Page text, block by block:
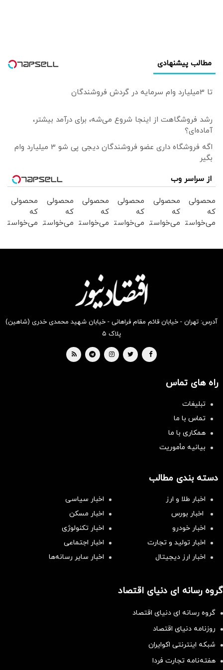
شدت محدود است
مطالب پیشنهادی
تا 3میلیارد وام سرمایه در گردش فروشندگان
رشد فروشگاهت از اینجا شروع می‌شه، برای درآمد بیشتر،
آماده‌ای؟
اگه فروشگاه داری عضو فروشندگان دیجی پی شو 3 میلیارد وام
بگیر
از سراسر وب
محصولی
که
می‌خواستی
محصولی
که
می‌خواستی
محصولی
که
می‌خواستی
بخر!
محصولی
که
می‌خواستی
بخر !
محصولی
که
می‌خواستی
محصولی
که
می‌خواستی
آدرس: تهران - خیابان قائم مقام فراهانی - خیابان شهید محمدی خدری (شاهین)
پلاک ۵
راه های تماس
تبلیغات
تماس با ما
همکاری با ما
بیانیه مأموریت
دسته بندی مطالب
اخبار طلا و ارز
اخبار سیاسی
اخبار بورس
اخبار مسکن
اخبار خودرو
اخبار تکنولوژی
اخبار تولید و تجارت
اخبار اجتماعی
اخبار ارز دیجیتال
اخبار سایر رسانه‌‌ها
گروه رسانه ای دنیای اقتصاد
گروه رسانه ای دنیای اقتصاد
روزنامه دنیای اقتصاد
شبکه اینترنتی اکوایران
هفته‌نامه تجارت فردا